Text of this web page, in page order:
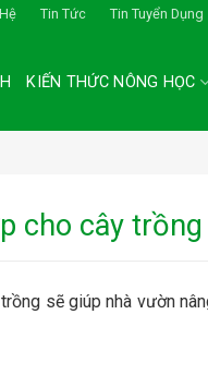
Tin Tức Tin Tuyển Dụng
KIẾN THỨC NÔNG HỌC
cho cây trồng
sẽ giúp nhà vườn